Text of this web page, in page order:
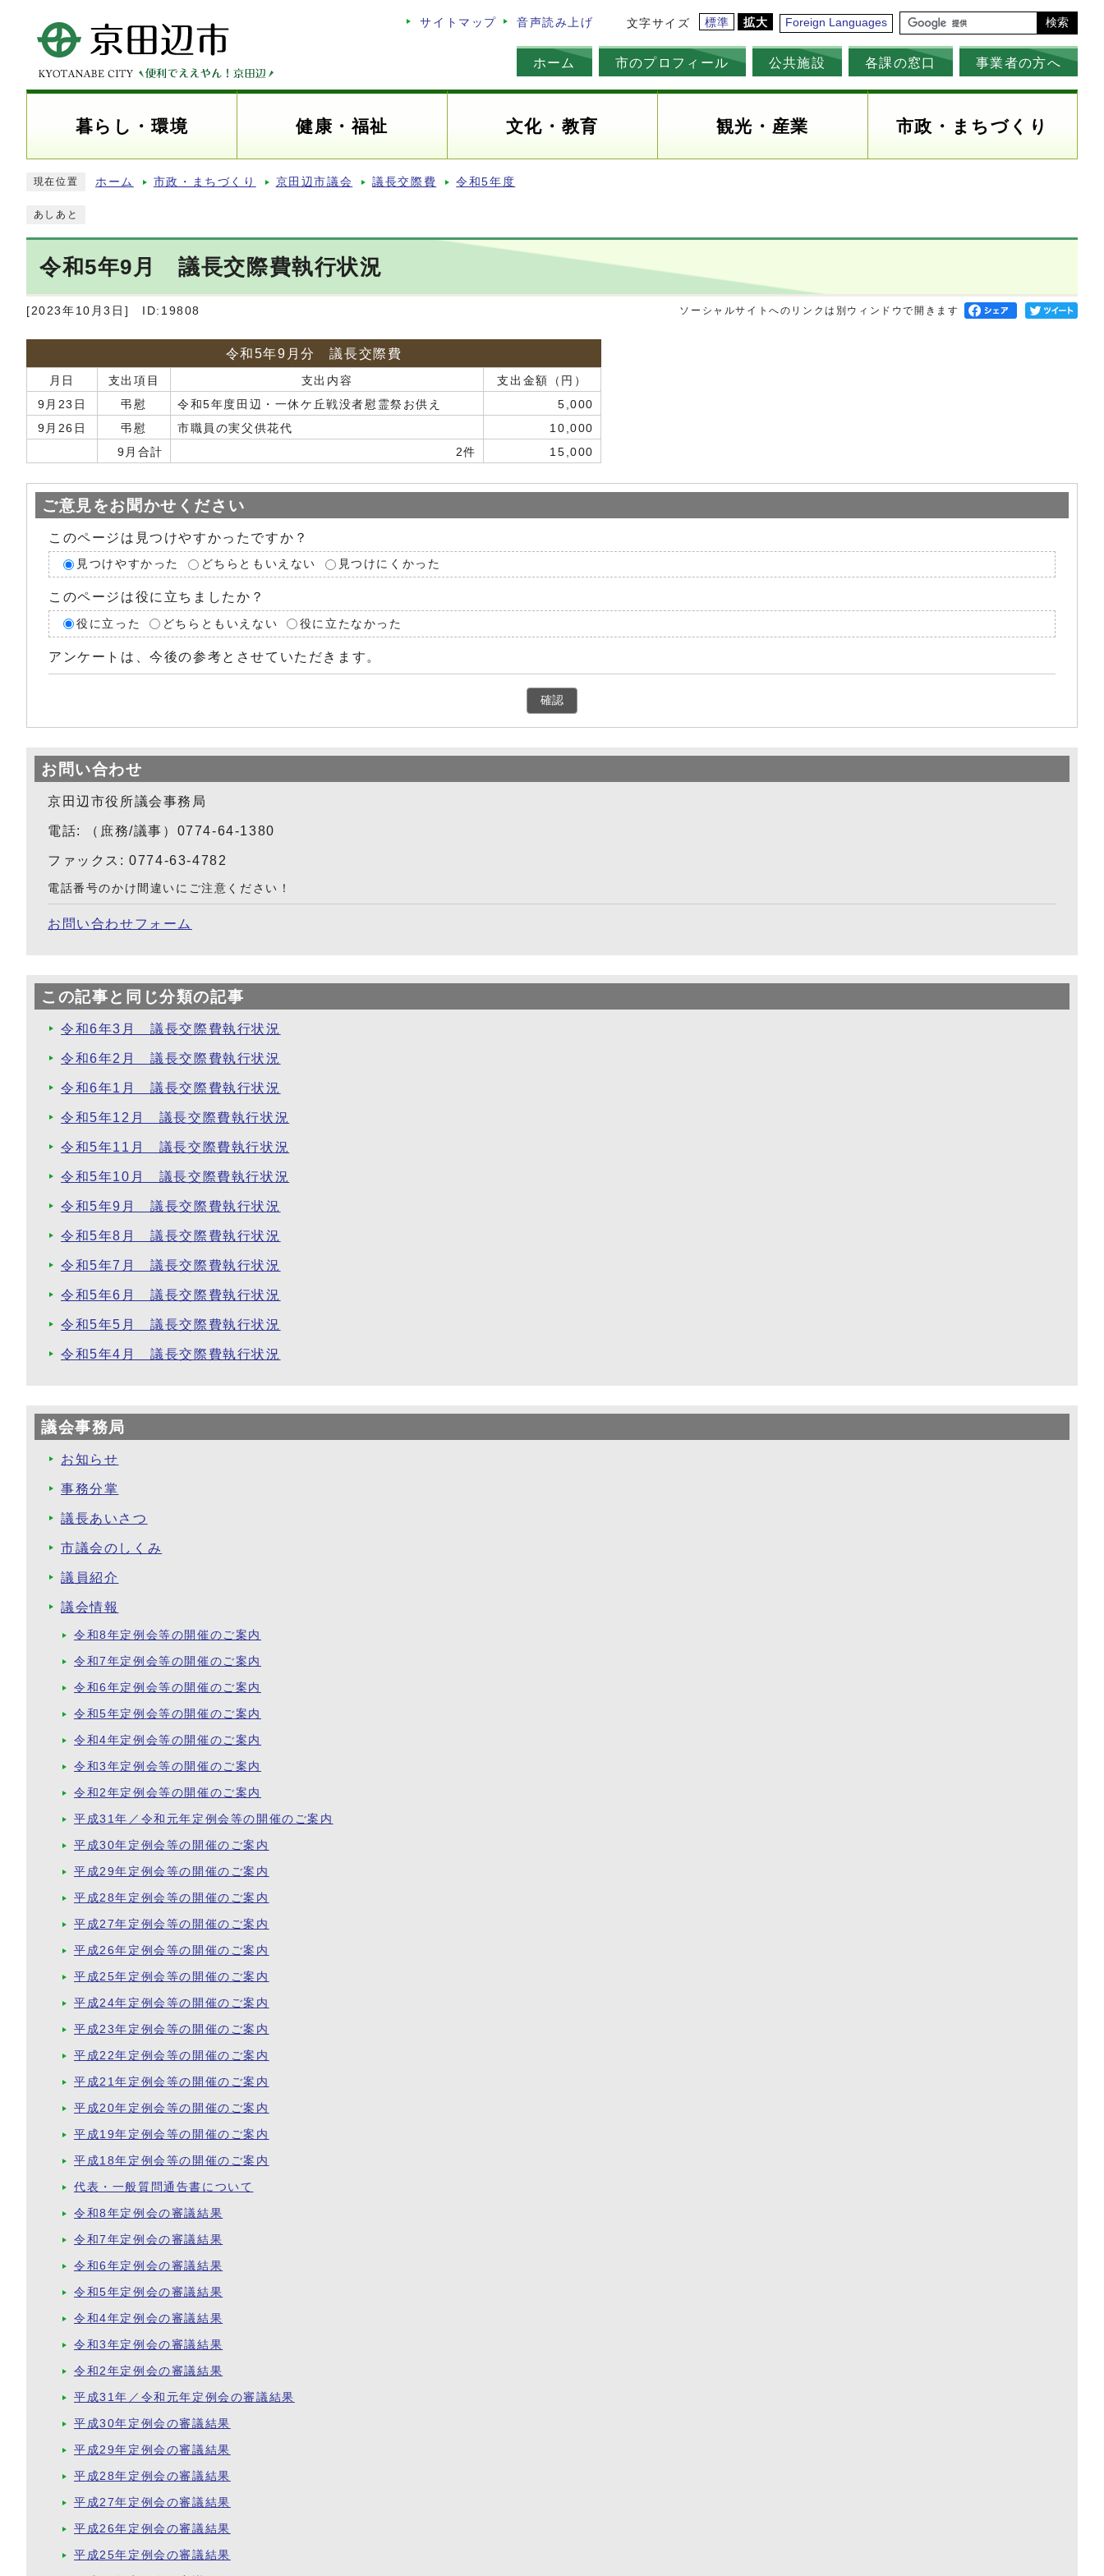
サイトマップ 音声読み上げ 文字サイズ 標準 拡大 Foreign Languages 検索
ホーム 市のプロフィール 公共施設 各課の窓口 事業者の方へ
暮らし・環境 健康・福祉 文化・教育 観光・産業 市政・まちづくり
現在位置 ホーム 市政・まちづくり 京田辺市議会 議長交際費 令和5年度
あしあと
令和5年9月 議長交際費執行状況
[2023年10月3日] ID:19808 ソーシャルサイトへのリンクは別ウィンドウで開きます
令和5年9月分 議長交際費
月日 支出項目 支出内容
支出金額（円）
9月23日
弔慰 令和5年度田辺・一休ケ丘戦没者慰霊祭お供え
5,000
9月26日
弔慰 市職員の実父供花代
10,000
9月合計
2件 15,000
ご意見をお聞かせください
このページは見つけやすかったですか？
見つけやすかった どちらともいえない 見つけにくかった
このページは役に立ちましたか？
役に立った どちらともいえない 役に立たなかった
アンケートは、今後の参考とさせていただきます。
確認
お問い合わせ
京田辺市役所議会事務局
電話: （庶務/議事）0774-64-1380
ファックス: 0774-63-4782
電話番号のかけ間違いにご注意ください！
お問い合わせフォーム
この記事と同じ分類の記事
令和6年3月 議長交際費執行状況
令和6年2月 議長交際費執行状況
令和6年1月 議長交際費執行状況
令和5年12月 議長交際費執行状況
令和5年11月 議長交際費執行状況
令和5年10月 議長交際費執行状況
令和5年9月 議長交際費執行状況
令和5年8月 議長交際費執行状況
令和5年7月 議長交際費執行状況
令和5年6月 議長交際費執行状況
令和5年5月 議長交際費執行状況
令和5年4月 議長交際費執行状況
議会事務局
お知らせ
事務分掌
議長あいさつ
市議会のしくみ
議員紹介
議会情報
令和8年定例会等の開催のご案内
令和7年定例会等の開催のご案内
令和6年定例会等の開催のご案内
令和5年定例会等の開催のご案内
令和4年定例会等の開催のご案内
令和3年定例会等の開催のご案内
令和2年定例会等の開催のご案内
平成31年／令和元年定例会等の開催のご案内
平成30年定例会等の開催のご案内
平成29年定例会等の開催のご案内
平成28年定例会等の開催のご案内
平成27年定例会等の開催のご案内
平成26年定例会等の開催のご案内
平成25年定例会等の開催のご案内
平成24年定例会等の開催のご案内
平成23年定例会等の開催のご案内
平成22年定例会等の開催のご案内
平成21年定例会等の開催のご案内
平成20年定例会等の開催のご案内
平成19年定例会等の開催のご案内
平成18年定例会等の開催のご案内
代表・一般質問通告書について
令和8年定例会の審議結果
令和7年定例会の審議結果
令和6年定例会の審議結果
令和5年定例会の審議結果
令和4年定例会の審議結果
令和3年定例会の審議結果
令和2年定例会の審議結果
平成31年／令和元年定例会の審議結果
平成30年定例会の審議結果
平成29年定例会の審議結果
平成28年定例会の審議結果
平成27年定例会の審議結果
平成26年定例会の審議結果
平成25年定例会の審議結果